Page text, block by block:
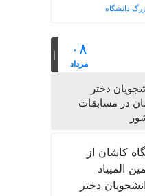
دانشگاه
۰۸
مرداد
دختر
در مسابقات
کاشان از
المپیاد
دختر